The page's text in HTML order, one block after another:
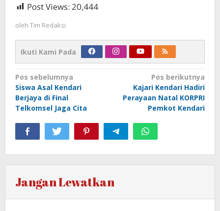
Post Views: 20,444
oleh Tim Redaksi
Ikuti Kami Pada
Navigasi
pos
Pos sebelumnya
Siswa Asal Kendari
Berjaya di Final
Telkomsel Jaga Cita
Pos berikutnya
Kajari Kendari Hadiri
Perayaan Natal KORPRI
Pemkot Kendari
Jangan Lewatkan